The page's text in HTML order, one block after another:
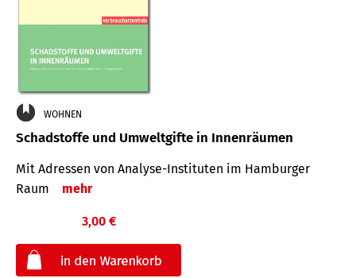
WOHNEN
Schadstoffe und Umweltgifte in Innenräumen
Mit Adressen von Analyse-Insti­tuten im Hamburger
Raum
mehr
3,00 €